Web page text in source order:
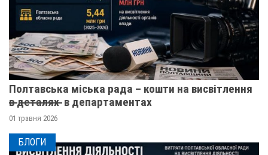
Полтавська міська рада – кошти на висвітлення
в̶ ̶д̶е̶т̶а̶л̶я̶х̶ ̶ в департаментах
01 травня 2026
БЛОГИ